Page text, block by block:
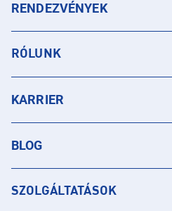
RENDEZVÉNYEK
RÓLUNK
KARRIER
BLOG
SZOLGÁLTATÁSOK